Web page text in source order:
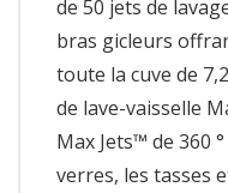
de 50 jets de
bras gicleurs
toute la cuve de
de lave-vaisselle
Max Jets™ de 360
verres, les tasses